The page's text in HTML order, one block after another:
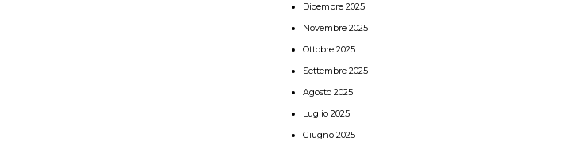
Dicembre 2025
Novembre 2025
Ottobre 2025
Settembre 2025
Agosto 2025
Luglio 2025
Giugno 2025